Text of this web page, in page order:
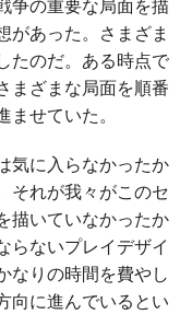
争の重要な局面を描
があった。さまざま
たのだ。ある時点で
まざまな局面を順番
せていた。
気に入らなかったか
それが我々がこのセ
描いていなかったか
らないプレイデザイ
なりの時間を費やし
向に進んでいるとい